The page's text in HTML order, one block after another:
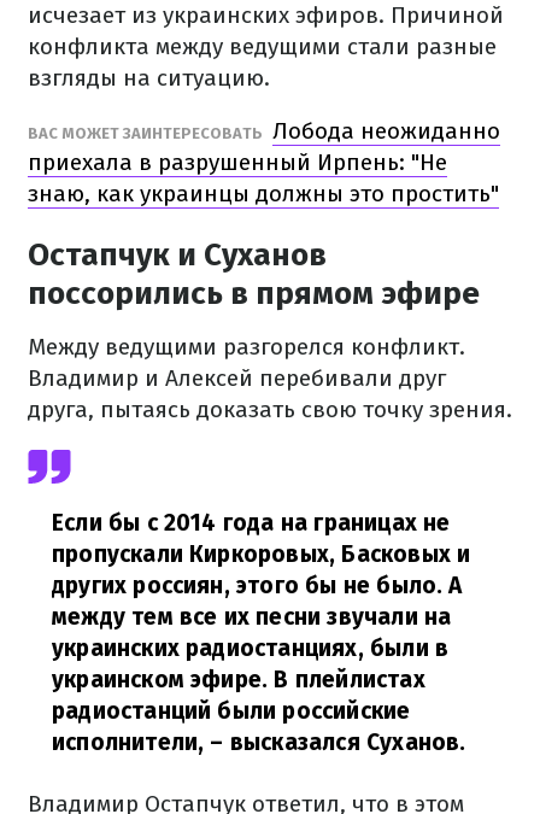
исчезает из украинских эфиров. Причиной
конфликта между ведущими стали разные
взгляды на ситуацию.
ВАС МОЖЕТ ЗАИНТЕРЕСОВАТЬ Лобода неожиданно
приехала в разрушенный Ирпень: "Не
знаю, как украинцы должны это простить"
Остапчук и Суханов
поссорились в прямом эфире
Между ведущими разгорелся конфликт.
Владимир и Алексей перебивали друг
друга, пытаясь доказать свою точку зрения.
Если бы с 2014 года на границах не
пропускали Киркоровых, Басковых и
других россиян, этого бы не было. А
между тем все их песни звучали на
украинских радиостанциях, были в
украинском эфире. В плейлистах
радиостанций были российские
исполнители, – высказался Суханов.
Владимир Остапчук ответил, что в этом